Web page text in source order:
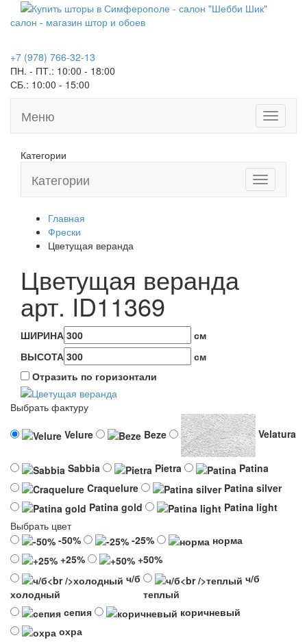
салон - магазин штор и обоев
+7 (978) 766-32-13
ПН. - ПТ.: 10:00 - 18:00
СБ.: 10:00 - 15:00
Toggle
Меню
Категории
Toggle
navigation
Категории
Главная
Фрески
Цветущая веранда
Цветущая веранда
арт. ID11369
ШИРИНА
см
ВЫСОТА
см
Отразить по горизонтали
Выбрать фактуру
Velure
Beze Velatura
Sabbia Pietra
Patina
Craquelure
Patina silver
Patina gold
Patina light
Выбрать цвет
-50%
-25%
норма
+25%
+50%
ч/б
холодный
ч/б
теплый
сепия
коричневый
охра